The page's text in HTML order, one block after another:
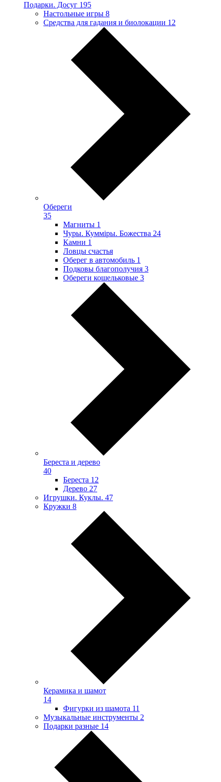
Подарки. Досуг 195
Настольные игры 8
Средства для гадания и биолокации 12
Обереги
35
Магниты 1
Чуры. Куммiры. Божества 24
Камни 1
Ловцы счастья
Оберег в автомобиль 1
Подковы благополучия 3
Обереги кошельковые 3
Береста и дерево
40
Береста 12
Дерево 27
Игрушки. Куклы. 47
Кружки 8
Керамика и шамот
14
Фигурки из шамота 11
Музыкальные инструменты 2
Подарки разные 14